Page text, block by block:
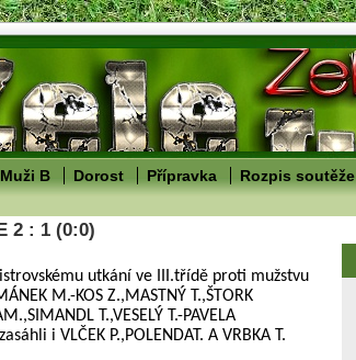
Muži B Dorost Přípravka Rozpis soutěže
2 : 1 (0:0)
utkání ve III.třídě proti mužstvu
M.-KOS Z.,MASTNÝ T.,ŠTORK
T.,VESELÝ T.-PAVELA
i VLČEK P.,POLENDAT. A VRBKA T.